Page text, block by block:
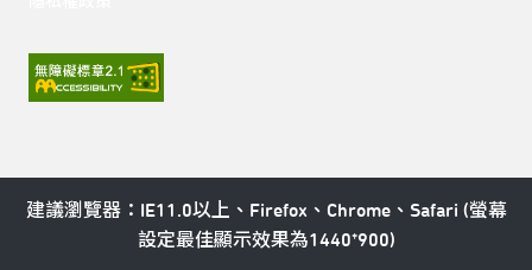
建議瀏覽器：IE11.0以上、Firefox、Chrome、Safari (螢幕
設定最佳顯示效果為1440*900)